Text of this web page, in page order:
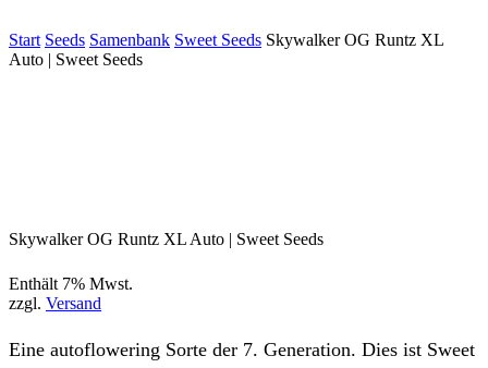
Start Seeds Samenbank Sweet Seeds Skywalker OG Runtz XL
Auto | Sweet Seeds
Skywalker OG Runtz XL Auto | Sweet Seeds
Enthält 7% Mwst.
zzgl. Versand
Eine autoflowering Sorte der 7. Generation. Dies ist Sweet